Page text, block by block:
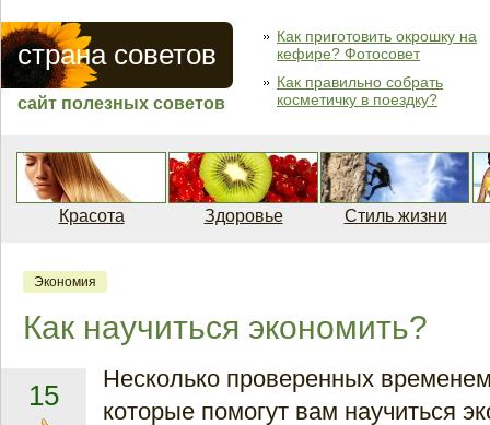
страна советов
сайт полезных советов
Как приготовить окрошку на
кефире? Фотосовет
Как правильно собрать
косметичку в поездку?
Красота Здоровье Стиль жизни
Экономия
Как научиться экономить?
15
Несколько проверенных
которые помогут вам научиться